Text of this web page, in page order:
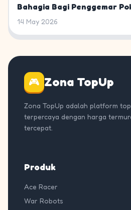
Bahagia Bagi Penggemar
14 May 2026
🎮 Zona TopUp
Zona TopUp adalah platform
terpercaya dengan harga
tercepat.
Produk
Ace Racer
War Robots